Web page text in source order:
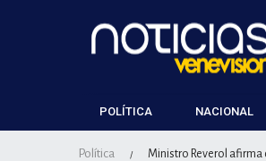
POLÍTICA NACIONAL
Política / Ministro Reverol afirma